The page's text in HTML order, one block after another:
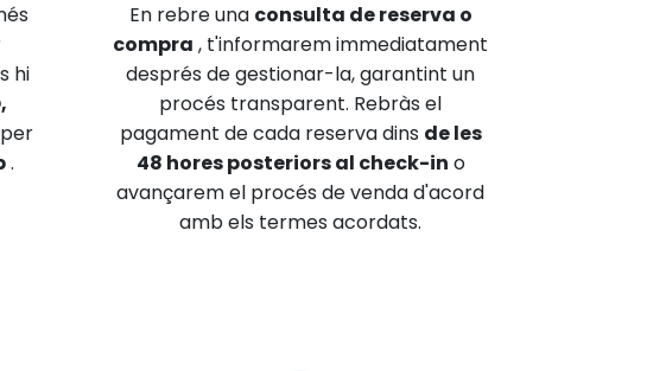
hi
.
En rebre una consulta de reserva o
compra , t'informarem immediatament
després de gestionar-la, garantint un
procés transparent. Rebràs el
pagament de cada reserva dins de les
48 hores posteriors al check-in o
avançarem el procés de venda d'acord
amb els termes acordats.